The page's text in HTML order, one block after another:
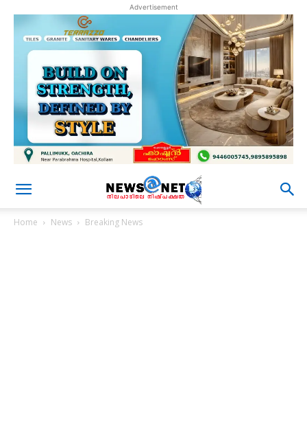
Advertisement
Home News Breaking News